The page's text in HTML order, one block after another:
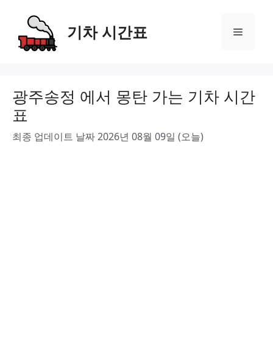
content
기차 시간표 Menu
광주송정 에서 몽탄 가는 기차 시간
표
최종 업데이트 날짜 2026년 08월 09일 (오늘)